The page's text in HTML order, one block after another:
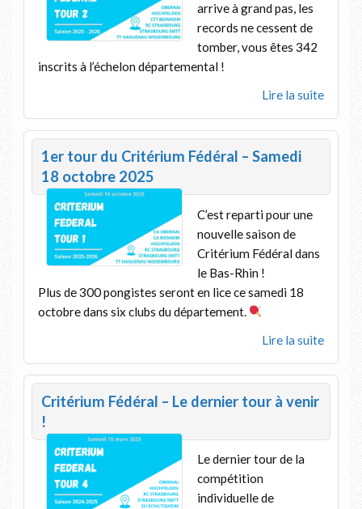
arrive à grand pas, les
records ne cessent de
tomber, vous êtes 342
inscrits à l’échelon départemental !
Lire la suite
1er tour du Critérium Fédéral – Samedi
18 octobre 2025
C’est reparti pour une
nouvelle saison de
Critérium Fédéral dans
le Bas-Rhin !
Plus de 300 pongistes seront en lice ce samedi 18
octobre dans six clubs du département.
Lire la suite
Critérium Fédéral – Le dernier tour à venir
!
Le dernier tour de la
compétition
individuelle de